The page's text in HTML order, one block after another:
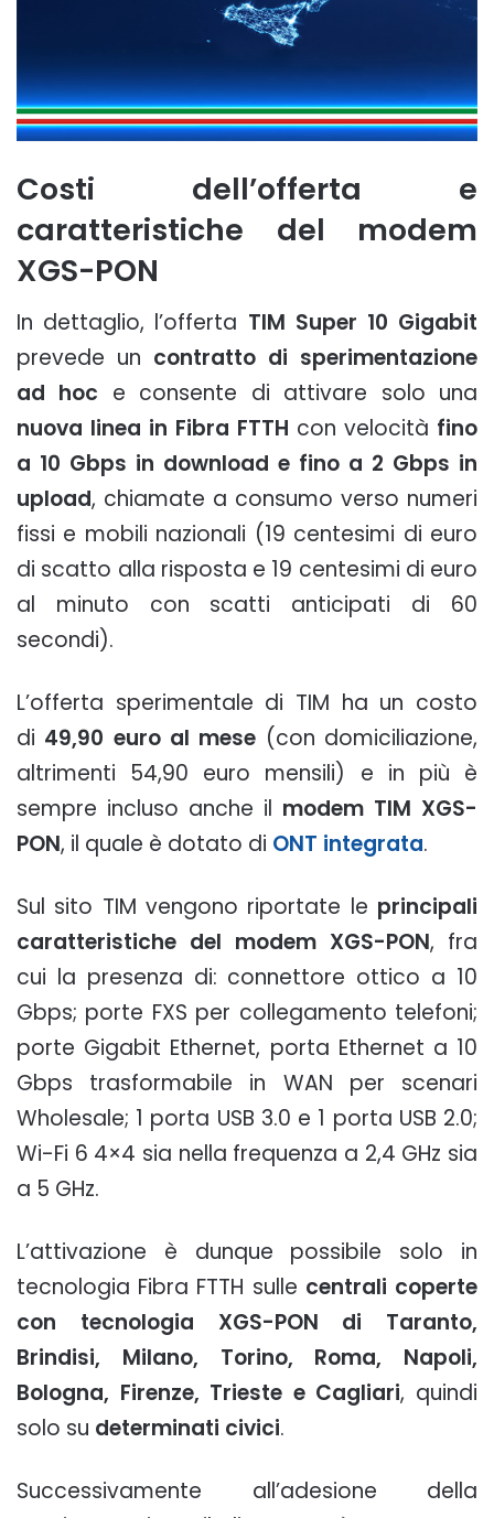
Costi dell’offerta e
caratteristiche del modem
XGS-PON
In dettaglio, l’offerta TIM Super 10 Gigabit
prevede un contratto di sperimentazione
ad hoc e consente di attivare solo una
nuova linea in Fibra FTTH con velocità fino
a 10 Gbps in download e fino a 2 Gbps in
upload, chiamate a consumo verso numeri
fissi e mobili nazionali (19 centesimi di euro
di scatto alla risposta e 19 centesimi di euro
al minuto con scatti anticipati di 60
secondi).
L’offerta sperimentale di TIM ha un costo
di 49,90 euro al mese (con domiciliazione,
altrimenti 54,90 euro mensili) e in più è
sempre incluso anche il modem TIM XGS-
PON, il quale è dotato di ONT integrata.
Sul sito TIM vengono riportate le principali
caratteristiche del modem XGS-PON, fra
cui la presenza di: connettore ottico a 10
Gbps; porte FXS per collegamento telefoni;
porte Gigabit Ethernet, porta Ethernet a 10
Gbps trasformabile in WAN per scenari
Wholesale; 1 porta USB 3.0 e 1 porta USB 2.0;
Wi-Fi 6 4×4 sia nella frequenza a 2,4 GHz sia
a 5 GHz.
L’attivazione è dunque possibile solo in
tecnologia Fibra FTTH sulle centrali coperte
con tecnologia XGS-PON di Taranto,
Brindisi, Milano, Torino, Roma, Napoli,
Bologna, Firenze, Trieste e Cagliari, quindi
solo su determinati civici.
Successivamente all’adesione della